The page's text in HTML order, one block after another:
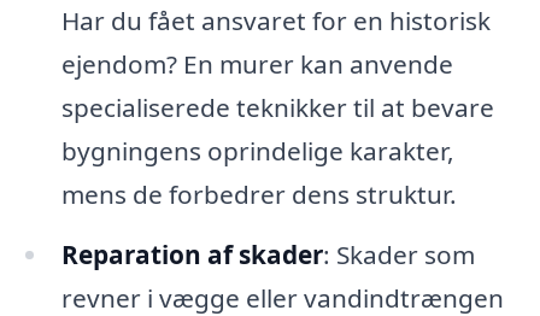
Har du fået ansvaret for en historisk
ejendom? En murer kan anvende
specialiserede teknikker til at bevare
bygningens oprindelige karakter,
mens de forbedrer dens struktur.
Reparation af skader: Skader som
revner i vægge eller vandindtrængen